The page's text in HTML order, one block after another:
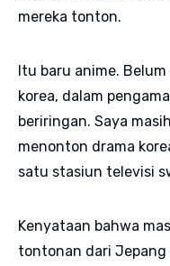
mereka tonton.
Itu baru anime.
korea, dalam
beriringan. Saya
menonton drama
satu stasiun televisi
Kenyataan bahwa
tontonan dari Jepang